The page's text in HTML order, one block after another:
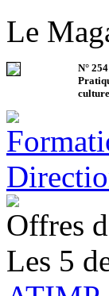
Le
N° 254
Offres
Les 5